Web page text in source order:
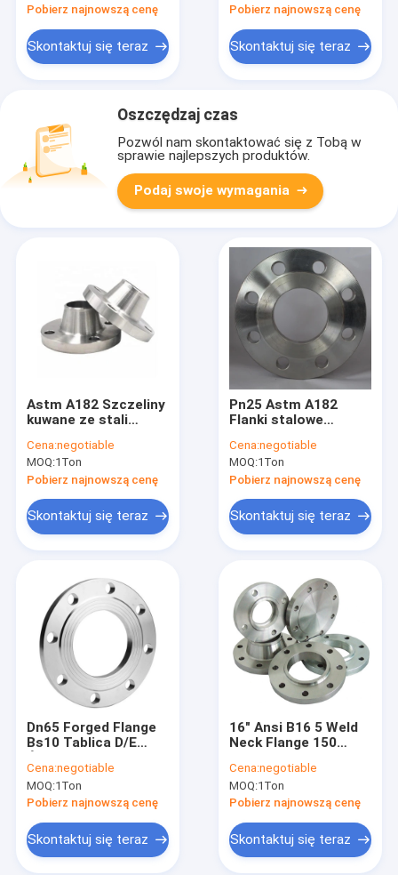
Pobierz najnowszą cenę
Skontaktuj się teraz
Pobierz najnowszą cenę
Skontaktuj się teraz
Oszczędzaj czas
Pozwól nam skontaktować się z Tobą w
sprawie najlepszych produktów.
Podaj swoje wymagania
Astm A182 Szczeliny
kuwane ze stali
budowy statków
Cena:negotiable
MOQ:1Ton
Pobierz najnowszą cenę
Skontaktuj się teraz
Pn25 Astm A182
Flanki stalowe
Cena:negotiable
MOQ:1Ton
Pobierz najnowszą cenę
Skontaktuj się teraz
Dn65 Forged Flange
Bs10 Tablica D/E
rurowe
Cena:negotiable
MOQ:1Ton
Pobierz najnowszą cenę
Skontaktuj się teraz
16" Ansi B16 5 Weld
Neck Flange 150
farby
Cena:negotiable
MOQ:1Ton
Pobierz najnowszą cenę
Skontaktuj się teraz